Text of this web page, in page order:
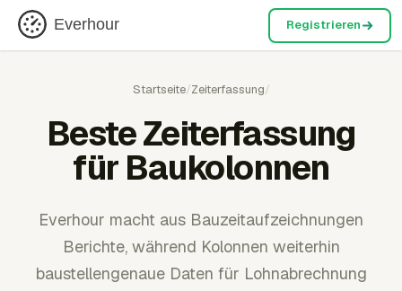
Everhour Registrieren
Startseite/Zeiterfassung/
Beste Zeiterfassung
für Baukolonnen
Everhour macht aus Bauzeitaufzeichnungen
Berichte, während Kolonnen weiterhin
baustellengenaue Daten für Lohnabrechnung